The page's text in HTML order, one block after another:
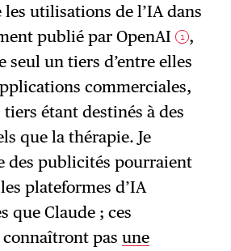
les utilisations de l’IA dans
publié par OpenAI 1 ,
seul un tiers d’entre elles
commerciales,
étant destinés à des
que la thérapie. Je
des publicités pourraient
plateformes d’IA
que Claude ; ces
connaîtront pasune